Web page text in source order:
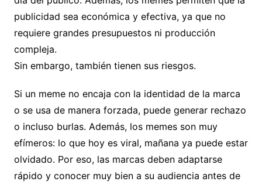
publicidad sea económica y efectiva, ya que no
requiere grandes presupuestos ni producción
compleja.
Sin embargo, también tienen sus riesgos.
Si un meme no encaja con la identidad de la marca
o se usa de manera forzada, puede generar rechazo
o incluso burlas. Además, los memes son muy
efímeros: lo que hoy es viral, mañana ya puede estar
olvidado. Por eso, las marcas deben adaptarse
rápido y conocer muy bien a su audiencia antes de